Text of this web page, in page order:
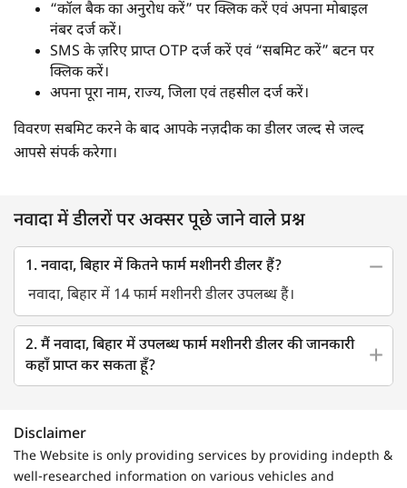
“कॉल बैक का अनुरोध करें” पर क्लिक करें एवं अपना मोबाइल
नंबर दर्ज करें।
SMS के ज़रिए प्राप्त OTP दर्ज करें एवं “सबमिट करें” बटन पर
क्लिक करें।
अपना पूरा नाम, राज्य, जिला एवं तहसील दर्ज करें।
विवरण सबमिट करने के बाद आपके नज़दीक का डीलर जल्द से जल्द
आपसे संपर्क करेगा।
नवादा में डीलरों पर अक्सर पूछे जाने वाले प्रश्न
1. नवादा, बिहार में कितने फार्म मशीनरी डीलर हैं?
नवादा, बिहार में 14 फार्म मशीनरी डीलर उपलब्ध हैं।
2. मैं नवादा, बिहार में उपलब्ध फार्म मशीनरी डीलर की जानकारी
कहाँ प्राप्त कर सकता हूँ?
Disclaimer
The Website is only providing services by providing indepth &
well-researched information on various vehicles and